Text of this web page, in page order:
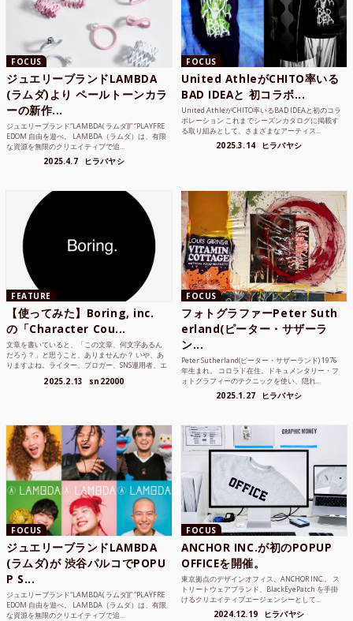
FOCUS
ジュエリーブランドLAMBDA
(ラムダ)より ペールトーンカラ
ーの新作...
ジュエリーブランド“LAMBDA( ラムダ))” “PLAYFRE
EDOM 自由を遊べ。 LAMBDA（ラムダ）は、有限
な資源を無限のクリエイティブで追...
2025.4.7 ヒラバヤシ
FOCUS
United AthleがCHITO率いる
BAD IDEAと 初コラボ...
United AthleがCHITO率いるBAD IDEAと初のコラ
ボレーション これまでシーズンカタログに掲載す
る取り組みとして、さまざまなアーティス...
2025.3.14 ヒラバヤシ
FEATURE
【使ってみた】Boring, inc.
の「Character Cou...
文章を書いていると、「この文章、何文字あるん
だろう？」と思うこと、ありませんか？ いや、あ
りますよね。ライター、ブロガー、SNS運用者、エ
2025.2.13 sn22000
FOCUS
フォトグラファーPeter Suth
erland(ピーター・サザーラ
ン...
Peter Sutherland(ピーター・サザーランド) 1976
年生まれ。 コロラド在住。ドキュメンタリー・フ
ォトグラフィーのテクニックを使い、隠れ...
2025.1.27 ヒラバヤシ
FOCUS
ジュエリーブランドLAMBDA
(ラムダ)が 渋谷パルコでPOPU
P S...
ジュエリーブランド“LAMBDA( ラムダ))” “PLAYFRE
EDOM 自由を遊べ。 LAMBDA（ラムダ）は、有限
な資源を無限のクリエイティブで追...
FOCUS
ANCHOR INC.が初のPOPUP
OFFICEを開催。
東京拠点のデザインオフィス、ANCHOR INC.。 ス
トリートウェアブランド、BlackEyePatch を手掛
けるクリエイティブエージェンシーとして...
2024.12.19 ヒラバヤシ